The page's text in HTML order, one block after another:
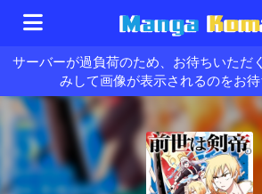
サーバーが過負荷のため、お待ちいただ
みして画像が表示されるのをお待